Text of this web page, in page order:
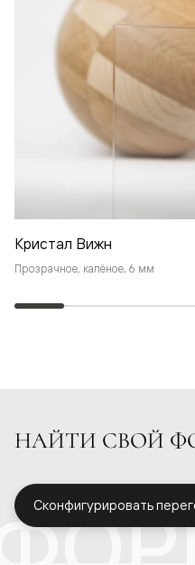
Кристал Вижн
Прозрачное, калёное, 6 мм
НАЙТИ СВОЙ
Сконфигурировать